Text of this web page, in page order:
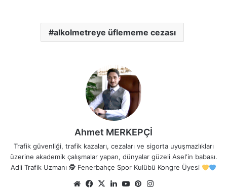
alkolmetreye üflememe cezası
Ahmet MERKEPÇİ
Trafik güvenliği, trafik kazaları, cezaları ve sigorta uyuşmazlıkları
üzerine akademik çalışmalar yapan, dünyalar güzeli Asel'in babası.
Adli Trafik Uzmanı 🕵Fenerbahçe Spor Kulübü Kongre Üyesi
Web Facebook
X LinkedIn
YouTubePinterest